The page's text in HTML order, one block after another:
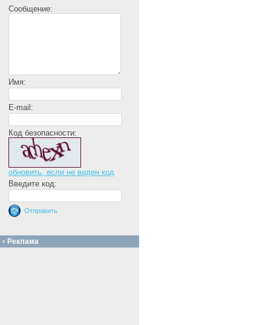
Сообщение:
Имя:
E-mail:
Код безопасности:
обновить, если не виден код
Введите код:
Реклама